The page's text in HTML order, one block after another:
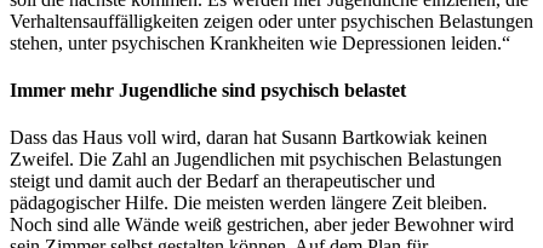
Verhaltensauffälligkeiten zeigen oder unter psychischen Belastungen
stehen, unter psychischen Krankheiten wie Depressionen leiden.“
Immer mehr Jugendliche sind psychisch belastet
Dass das Haus voll wird, daran hat Susann Bartkowiak keinen
Zweifel. Die Zahl an Jugendlichen mit psychischen Belastungen
steigt und damit auch der Bedarf an therapeutischer und
pädagogischer Hilfe. Die meisten werden längere Zeit bleiben.
Noch sind alle Wände weiß gestrichen, aber jeder Bewohner wird